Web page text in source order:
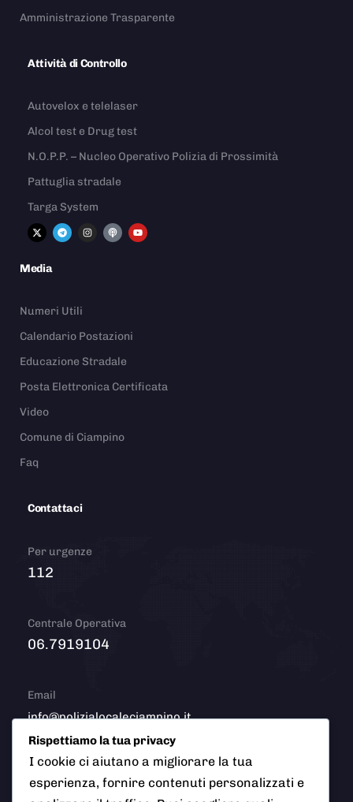
Amministrazione Trasparente
Attività di Controllo
Autovelox e telelaser
Alcol test e Drug test
N.O.P.P. – Nucleo Operativo Polizia di Prossimità
Pattuglia stradale
Targa System
Media
Numeri Utili
Calendario Postazioni
Educazione Stradale
Posta Elettronica Certificata
Video
Comune di Ciampino
Faq
Contattaci
Per urgenze
112
Centrale Operativa
06.7919104
Email
info@polizialocaleciampino.it
© 2026 Polizia Locale del Comune di Ciampino (Roma). Tutti
Rispettiamo la tua privacy
I cookie ci aiutano a migliorare la tua
esperienza, fornire contenuti personalizzati e